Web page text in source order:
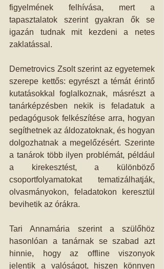
figyelmének felhívása, mert a
tapasztalatok szerint gyakran ők se
igazán tudnak mit kezdeni a netes
zaklatással.
Demetrovics Zsolt szerint az egyetemek
szerepe kettős: egyrészt a témát érintő
kutatásokkal foglalkoznak, másrészt a
tanárképzésben nekik is feladatuk a
pedagógusok felkészítése arra, hogyan
segíthetnek az áldozatoknak, és hogyan
dolgozhatnak a megelőzésért. Szerinte
a tanárok több ilyen problémát, például
a kirekesztést, a különböző
csoportfolyamatokat tematizálhatják,
olvasmányokon, feladatokon keresztül
bevihetik az órákra.
Tari Annamária szerint a szülőhöz
hasonlóan a tanárnak se szabad azt
hinnie, hogy az offline viszonyok
jelentik a valóságot, hiszen könnyen